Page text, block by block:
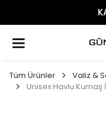
Tüm Ürünler
Valiz &
Unisex Havlu Kumaş